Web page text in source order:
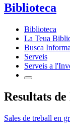
Biblioteca
Biblioteca
La Teua
Busca
Serveis
Serveis a
Resultats
Sales de treball en